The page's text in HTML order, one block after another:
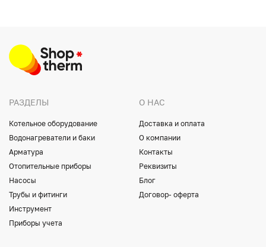
РАЗДЕЛЫ
Котельное оборудование
Водонагреватели и баки
Арматура
Отопительные приборы
Насосы
Трубы и фитинги
Инструмент
Приборы учета
О НАС
Доставка и оплата
О компании
Контакты
Реквизиты
Блог
Договор- оферта